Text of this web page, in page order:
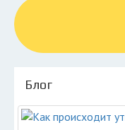
Блог